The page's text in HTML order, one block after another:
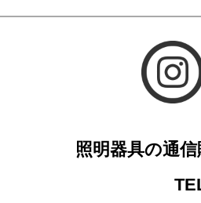
照明器具の通